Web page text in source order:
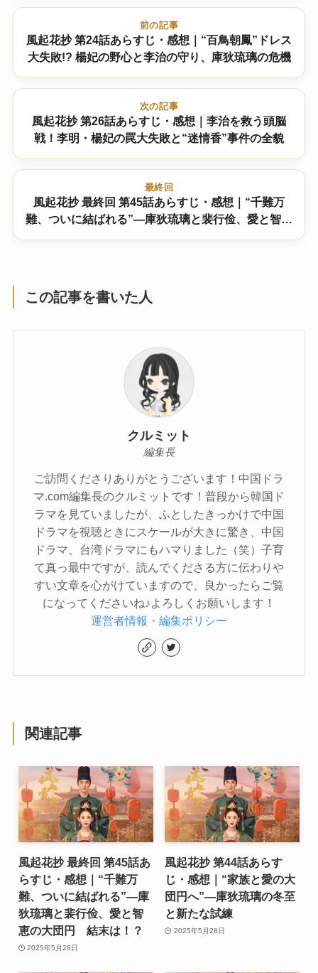
前の記事
風起花抄 第24話あらすじ・感想｜“百鳥朝鳳”ドレス
大失敗!? 楊妃の野心と李治の守り、庫狄琉璃の危機
次の記事
風起花抄 第26話あらすじ・感想｜李治を救う頭脳
戦！李明・楊妃の罠大失敗と“迷情香”事件の全貌
最終回
風起花抄 最終回 第45話あらすじ・感想｜“千難万
難、ついに結ばれる”―庫狄琉璃と裴行俭、愛と智恵
この記事を書いた人
クルミット
編集長
ご訪問くださりありがとうございます！中国ドラ
マ.com編集長のクルミットです！普段から韓国ド
ラマを見ていましたが、ふとしたきっかけで中国
ドラマを視聴ときにスケールが大きに驚き、中国
ドラマ、台湾ドラマにもハマりました（笑）子育
て真っ最中ですが、読んでくださる方に伝わりや
すい文章を心がけていますので、良かったらご覧
になってくださいね♪よろしくお願いします！
運営者情報・編集ポリシー
関連記事
風起花抄 最終回 第45話あ
らすじ・感想｜“千難万
難、ついに結ばれる”―庫
狄琉璃と裴行俭、愛と智
恵の大団円 結末は！？
2025年5月28日
風起花抄 第44話あらす
じ・感想｜“家族と愛の大
団円へ”―庫狄琉璃の冬至
と新たな試練
2025年5月28日